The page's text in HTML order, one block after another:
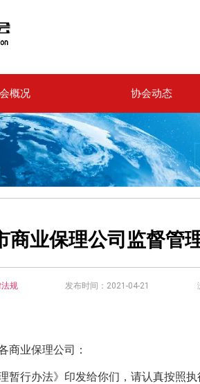
概况 协会动态
商业保理公司监督管
规 发布时间：2021-04-21
商业保理公司：
行办法》印发给你们，请认真按照执